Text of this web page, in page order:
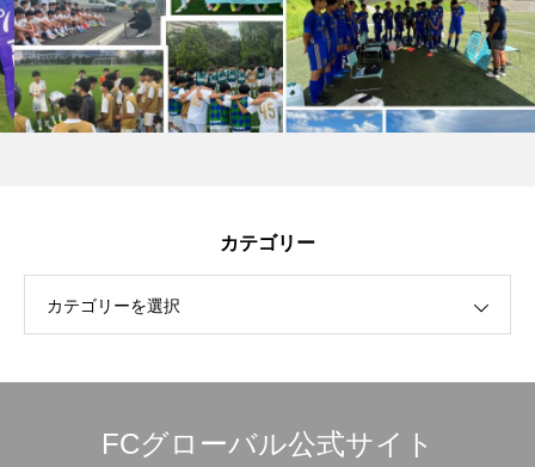
カテゴリー
カテゴリーを選択
FCグローバル公式サイト